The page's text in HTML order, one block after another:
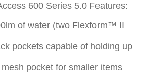
600 Series 5.0 Features:
of water (two Flexform™ II
pockets capable of holding up
pocket for smaller items